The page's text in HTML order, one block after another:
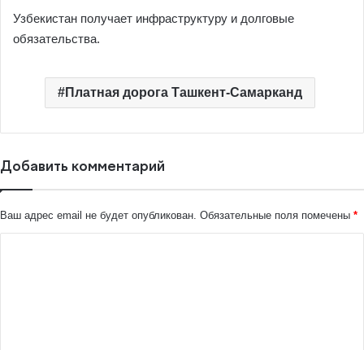
Узбекистан получает инфраструктуру и долговые
обязательства.
Платная дорога Ташкент-Самарканд
Добавить комментарий
Ваш адрес email не будет опубликован. Обязательные поля помечены *